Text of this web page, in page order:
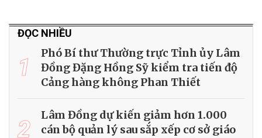
ĐỌC NHIỀU
1
Phó Bí thư Thường trực Tỉnh ủy Lâm
Đồng Đặng Hồng Sỹ kiểm tra tiến độ
Cảng hàng không Phan Thiết
2
Lâm Đồng dự kiến giảm hơn 1.000
cán bộ quản lý sau sắp xếp cơ sở giáo